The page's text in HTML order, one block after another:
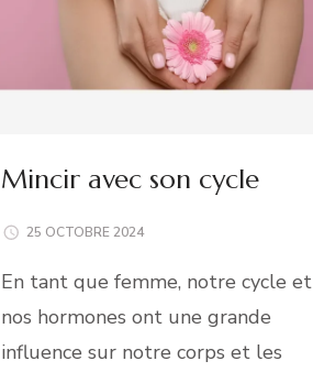
Mincir avec son cycle
25 OCTOBRE 2024
En tant que femme, notre cycle et
nos hormones ont une grande
influence sur notre corps et les